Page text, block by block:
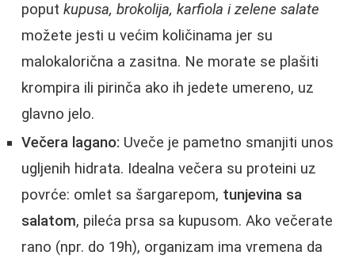
poput kupusa, brokolija, karfiola i zelene salate
možete jesti u većim količinama jer su
malokalorična a zasitna. Ne morate se plašiti
krompira ili pirinča ako ih jedete umereno, uz
glavno jelo.
Večera lagano: Uveče je pametno smanjiti unos
ugljenih hidrata. Idealna večera su proteini uz
povrće: omlet sa šargarepom, tunjevina sa
salatom, pileća prsa sa kupusom. Ako večerate
rano (npr. do 19h), organizam ima vremena da